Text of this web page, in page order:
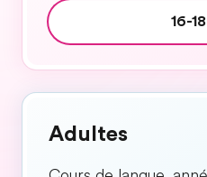
16-
Adultes